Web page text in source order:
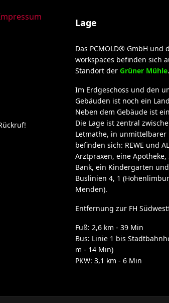
Lage
Das PCMOLD® GmbH und
workspaces befinden sich
Standort der Grüner Mühle.
Im Erdgeschoss und den
Gebäuden ist noch ein
Neben dem Gebäude ist
Die Lage ist zentral
Letmathe, in unmittelbarer
befinden sich: REWE und
Arztpraxen, eine Apotheke,
Bank, ein Kindergarten
Buslinien 4, 1
Menden).
Entfernung zur FH
Fuß: 2,6 km - 39 Min
Bus: Linie 1 bis
m - 14 Min)
PKW: 3,1 km - 6 Min